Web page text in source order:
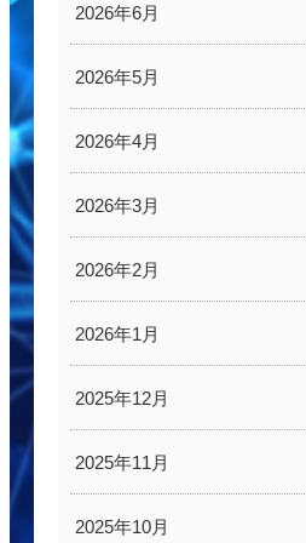
2026年6月
2026年5月
2026年4月
2026年3月
2026年2月
2026年1月
2025年12月
2025年11月
2025年10月